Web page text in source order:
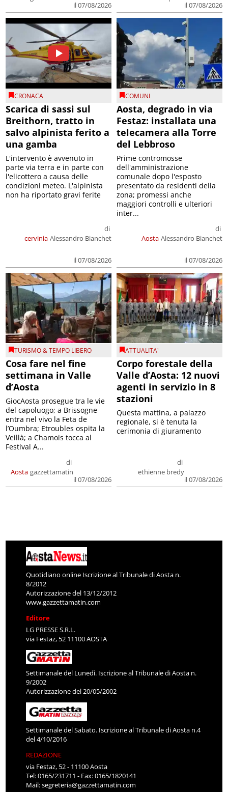
il 07/08/2026
il 07/08/2026
CRONACA
Scarica di sassi sul
Breithorn, tratto in
salvo alpinista ferito a
una gamba
cervinia
di
Alessandro Bianchet
il 07/08/2026
L'intervento è avvenuto in
parte via terra e in parte con
l'elicottero a causa delle
condizioni meteo. L'alpinista
non ha riportato gravi ferite
COMUNI
Aosta, degrado in via
Festaz: installata una
telecamera alla Torre
del Lebbroso
Aosta
di
Alessandro Bianchet
il 07/08/2026
Prime contromosse
dell'amministrazione
comunale dopo l'esposto
presentato da residenti della
zona; promessi anche
maggiori controlli e ulteriori
inter...
TURISMO & TEMPO LIBERO
Cosa fare nel fine
settimana in Valle
d’Aosta
Aosta
di
gazzettamatin
il 07/08/2026
GiocAosta prosegue tra le vie
del capoluogo; a Brissogne
entra nel vivo la Feta de
l’Oumbra; Etroubles ospita la
Veillà; a Chamois tocca al
Festival A...
ATTUALITA'
Corpo forestale della
Valle d’Aosta: 12 nuovi
agenti in servizio in 8
stazioni
di
ethienne bredy
il 07/08/2026
Questa mattina, a palazzo
regionale, si è tenuta la
cerimonia di giuramento
Quotidiano online Iscrizione al Tribunale di Aosta n.
8/2012
Autorizzazione del 13/12/2012
www.gazzettamatin.com
Editore
LG PRESSE S.R.L.
via Festaz, 52 11100 AOSTA
Settimanale del Lunedì. Iscrizione al Tribunale di Aosta n.
9/2002
Autorizzazione del 20/05/2002
Settimanale del Sabato. Iscrizione al Tribunale di Aosta n.4
del 4/10/2016
REDAZIONE
via Festaz, 52 - 11100 Aosta
Tel: 0165/231711 - Fax: 0165/1820141
Mail:segreteria@gazzettamatin.com